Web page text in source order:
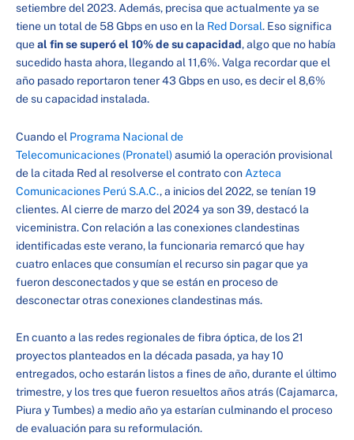
setiembre del 2023. Además, precisa que actualmente ya se
tiene un total de 58 Gbps en uso en la Red Dorsal. Eso significa
queal fin se superó el 10% de su capacidad, algo que no había
sucedido hasta ahora, llegando al 11,6%. Valga recordar que el
año pasado reportaron tener 43 Gbps en uso, es decir el 8,6%
de su capacidad instalada.
Cuando el Programa Nacional de
Telecomunicaciones (Pronatel)asumió la operación provisional
de la citada Red al resolverse el contrato con Azteca
Comunicaciones Perú S.A.C., a inicios del 2022, se tenían 19
clientes. Al cierre de marzo del 2024 ya son 39, destacó la
viceministra. Con relación a las conexiones clandestinas
identificadas este verano, la funcionaria remarcó que hay
cuatro enlaces que consumían el recurso sin pagar que ya
fueron desconectados y que se están en proceso de
desconectar otras conexiones clandestinas más.
En cuanto a las redes regionales de fibra óptica, de los 21
proyectos planteados en la década pasada, ya hay 10
entregados, ocho estarán listos a fines de año, durante el último
trimestre, y los tres que fueron resueltos años atrás (Cajamarca,
Piura y Tumbes) a medio año ya estarían culminando el proceso
de evaluación para su reformulación.